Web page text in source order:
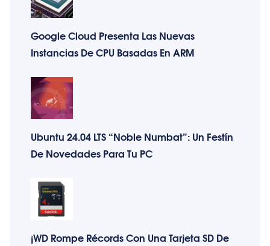
Google Cloud Presenta Las Nuevas
Instancias De CPU Basadas En ARM
Ubuntu 24.04 LTS “Noble Numbat”: Un Festín
De Novedades Para Tu PC
¡WD Rompe Récords Con Una Tarjeta SD De